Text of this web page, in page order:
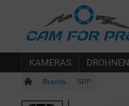
KAMERAS DROHNEN
Brands SRP